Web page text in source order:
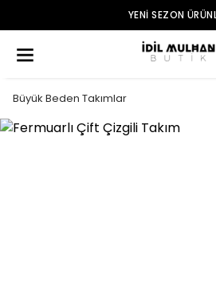
YENI SEZON
Büyük Beden Takımlar